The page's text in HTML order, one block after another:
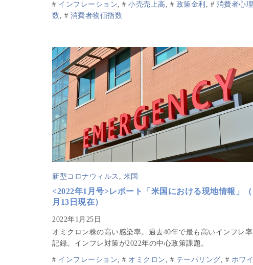
# インフレーション, # 小売売上高 , # 政策金利 , # 消費者心
数 , # 消費者物価指数
新型コロナウィルス , 米国
<2022年1月号>レポート「米国における現地情報」（
月13日現在）
オミクロン株の高い感染率。過去40年で最も高いインフレ率
記録。インフレ対策が2022年の中心政策課題。
# インフレーション, # オミクロン , # テーパリング, # ホワ